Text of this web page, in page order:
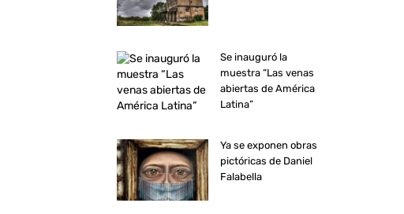
Se inauguró la
muestra “Las venas
abiertas de América
Latina”
Ya se exponen obras
pictóricas de Daniel
Falabella